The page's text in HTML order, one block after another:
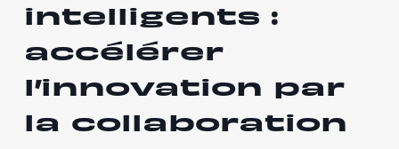
intelligents :
accélérer
l’innovation par
la collaboration